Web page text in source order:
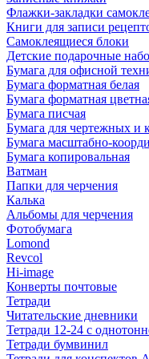
Флажки-закладки
Книги для записи
Самоклеящиеся блоки
Детские подарочные
Бумага для офисной
Бумага форматная белая
Бумага форматная
Бумага писчая
Бумага для чертежных и
Бумага масштабно-
Бумага копировальная
Ватман
Папки для черчения
Калька
Альбомы для черчения
Фотобумага
Lomond
Revcol
Hi-image
Конверты почтовые
Тетради
Читательские дневники
Тетради 12-24 с
Тетради бумвинил